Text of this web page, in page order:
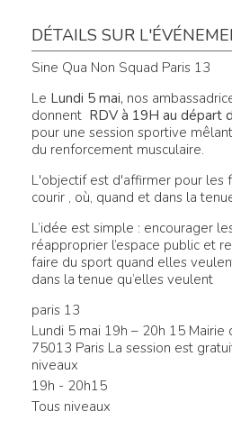
DÉTAILS SUR
Sine Qua Non Squad Paris 13
Le Lundi 5 mai, nos
donnent RDV à 19H au départ
pour une session sportive
du renforcement musculaire.
L'objectif est d'affirmer pour les
courir , où, quand et dans la
L’idée est simple : encourager
réapproprier l’espace public et
faire du sport quand elles
dans la tenue qu’elles veulent
paris 13
Lundi 5 mai 19h – 20h 15 Mairie
75013 Paris La session est
niveaux
19h - 20h15
Tous niveaux